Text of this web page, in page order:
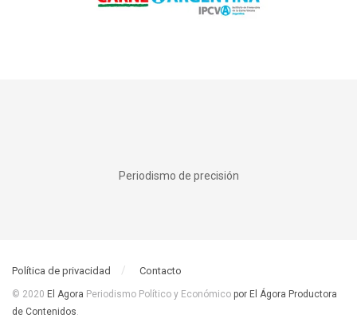
Periodismo de precisión
Política de privacidad Contacto
© 2020 El Agora Periodismo Político y Económico por El Ágora Productora
de Contenidos